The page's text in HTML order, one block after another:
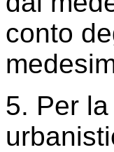
conto
5. Per